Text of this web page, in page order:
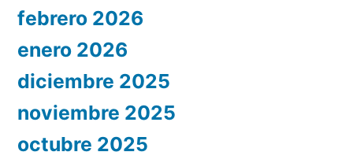
febrero 2026
enero 2026
diciembre 2025
noviembre 2025
octubre 2025